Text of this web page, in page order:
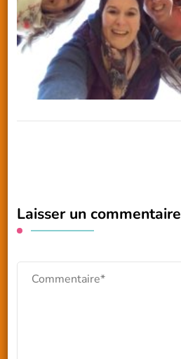
Laisser un commentaire